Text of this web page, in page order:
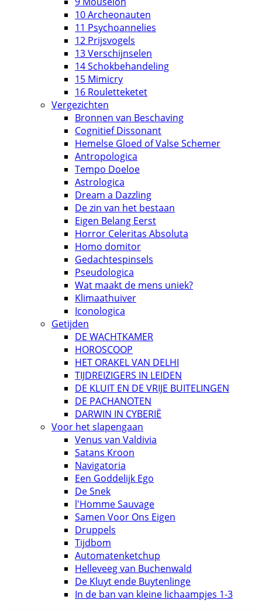
10 Archeonauten
11 Psychoannelies
12 Prijsvogels
13 Verschijnselen
14 Schokbehandeling
15 Mimicry
16 Rouletteketet
Vergezichten
Bronnen van Beschaving
Cognitief Dissonant
Hemelse Gloed of Valse Schemer
Antropologica
Tempo Doeloe
Astrologica
Dream a Dazzling
De zin van het bestaan
Eigen Belang Eerst
Horror Celeritas Absoluta
Homo domitor
Gedachtespinsels
Pseudologica
Wat maakt de mens uniek?
Klimaathuiver
Iconologica
Getijden
DE WACHTKAMER
HOROSCOOP
HET ORAKEL VAN DELHI
TIJDREIZIGERS IN LEIDEN
DE KLUIT EN DE VRIJE BUITELINGEN
DE PACHANOTEN
DARWIN IN CYBERIË
Voor het slapengaan
Venus van Valdivia
Satans Kroon
Navigatoria
Een Goddelijk Ego
De Snek
l'Homme Sauvage
Samen Voor Ons Eigen
Druppels
Tijdbom
Automatenketchup
Helleveeg van Buchenwald
De Kluyt ende Buytenlinge
In de ban van kleine lichaampjes 1-3